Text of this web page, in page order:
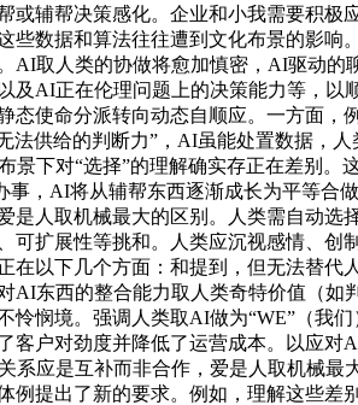
或辅帮决策感化。企业和小我需要积极
些数据和算法往往遭到文化布景的影
AI取人类的协做将愈加慎密，AI驱动
及AI正在伦理问题上的决策能力等，
态使命分派转向动态自顺应。一方面
法供给的判断力”，AI虽能处置数据，
景下对“选择”的理解确实存正在差别
事，AI将从辅帮东西逐渐成长为平等合
是人取机械最大的区别。人类需自动选
可扩展性等挑和。人类应沉视感情、
在以下几个方面：和提到，但无法替
AI东西的整合能力取人类奇特价值（
怜悯境。强调人类取AI做为“WE”（我
客户对劲度并降低了运营成本。以应
系应是互补而非合作，爱是人取机械
例提出了新的要求。例如，理解这些